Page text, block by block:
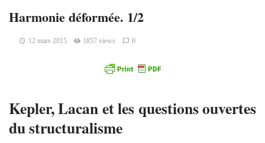
Harmonie déformée. 1/2
12 mars 2015 1857 views 0
Kepler, Lacan et les questions ouvertes
du structuralisme